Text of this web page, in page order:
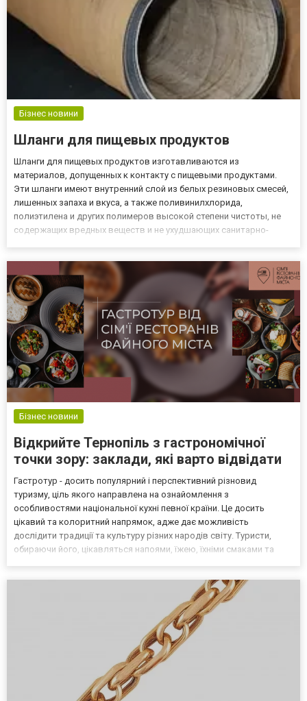
Бізнес новини
Шланги для пищевых продуктов
Шланги для пищевых продуктов изготавливаются из
материалов, допущенных к контакту с пищевыми продуктами.
Эти шланги имеют внутренний слой из белых резиновых смесей,
лишенных запаха и вкуса, а также поливинилхлорида,
полиэтилена и других полимеров высокой степени чистоты, не
содержащих вредных веществ и не ухудшающих санитарно-
пищевых продуктов, таких...
Бізнес новини
Відкрийте Тернопіль з гастрономічної
точки зору: заклади, які варто відвідати
Гастротур - досить популярний і перспективний різновид
туризму, ціль якого направлена на ознайомлення з
особливостями національної кухні певної країни. Це досить
цікавий та колоритний напрямок, адже дає можливість
дослідити традиції та культуру різних народів світу. Туристи,
обираючи його, цікавляться напоями, їжею, їхніми смаками та